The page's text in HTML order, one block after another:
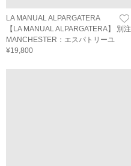
LA MANUAL ALPARGATERA
【LA MANUAL ALPARGATERA】 別注
MANCHESTER：エスパトリーユ
¥19,800